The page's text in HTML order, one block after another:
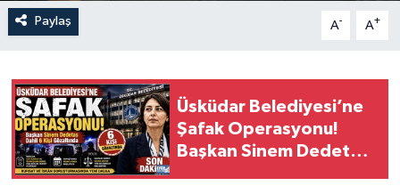
Paylaş A- A+
Üsküdar Belediyesi’ne
Şafak Operasyonu!
Başkan Sinem Dedetaş